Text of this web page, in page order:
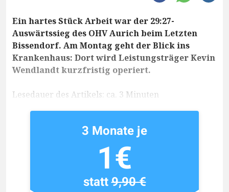
Ein hartes Stück Arbeit war der 29:27-
Auswärtssieg des OHV Aurich beim Letzten
Bissendorf. Am Montag geht der Blick ins
Krankenhaus: Dort wird Leistungsträger Kevin
Wendlandt kurzfristig operiert.
Lesedauer des Artikels: ca. 3 Minuten
3 Monate je
1€
statt9,90 €